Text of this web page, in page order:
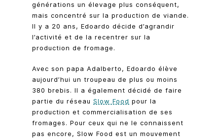
générations un élevage plus conséquent,
mais concentré sur la production de viande.
Il y a 20 ans, Edoardo décide d’agrandir
l’activité et de la recentrer sur la
production de fromage.
Avec son papa Adalberto, Edoardo élève
aujourd’hui un troupeau de plus ou moins
380 brebis. Il a également décidé de faire
partie du réseau Slow Food pour la
production et commercialisation de ses
fromages. Pour ceux qui ne le connaissent
pas encore, Slow Food est un mouvement